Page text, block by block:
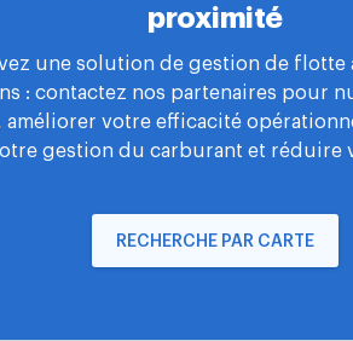
proximité
une solution de gestion de flotte
: contactez nos partenaires pour
améliorer votre efficacité
gestion du carburant et réduire
RECHERCHE PAR CARTE